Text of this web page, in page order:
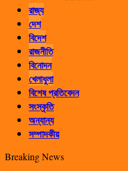
রাজ্য
দেশ
বিদেশ
রাজনীতি
বিনোদন
খেলাধুলা
বিশেষ প্রতিবেদন
সংস্কৃতি
অন্যান্য
সম্পাদকীয়
Breaking News